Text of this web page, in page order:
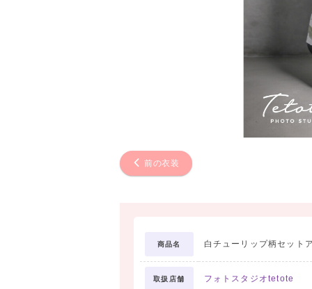
前の衣装
商品名 白チューリップ柄セット
取扱店舗 フォトスタジオtetote